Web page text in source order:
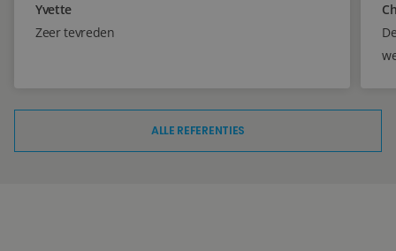
Yvette
Zeer tevreden
ALLE REFERENTIES